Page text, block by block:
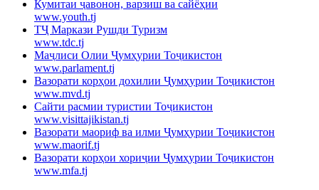
Кумитаи ҷавонон, варзиш ва сайёҳии
www.youth.tj
ТҶ Маркази Рушди Туризм
www.tdc.tj
Маҷлиси Олии Ҷумҳурии Тоҷикистон
www.parlament.tj
Вазорати корҳои дохилии Ҷумҳурии Тоҷикистон
www.mvd.tj
Сайти расмии туристии Тоҷикистон
www.visittajikistan.tj
Вазорати маориф ва илми Ҷумҳурии Тоҷикистон
www.maorif.tj
Вазорати корҳои хориҷии Ҷумҳурии Тоҷикистон
www.mfa.tj